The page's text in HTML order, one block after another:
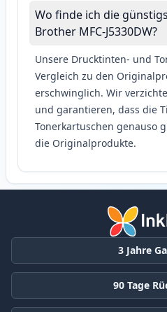
Wo finde ich die
Brother MFC-J5330DW?
Unsere Drucktinten- und
Vergleich zu den
erschwinglich. Wir
und garantieren, dass die
Tonerkartuschen genauso
die Originalprodukte.
3 Jahre
90 Tage